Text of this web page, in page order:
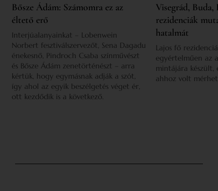
Bősze Ádám: Számomra ez az
éltető erő
Interjúalanyainkat – Lobenwein
Norbert fesztiválszervezőt, Sena Dagadu
énekesnő, Pindroch Csaba színművészt
és Bősze Ádám zenetörténészt – arra
kértük, hogy egymásnak adják a szót,
így ahol az egyik beszélgetés véget ér,
ott kezdődik is a következő.
Visegrád,
rezidenciák
hatalmát
Lajos fő
egyértelműen az
mintájára készült,
ahhoz volt